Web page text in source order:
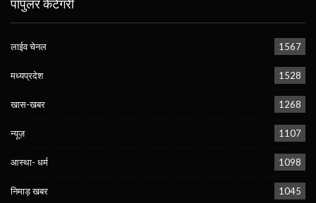
पॉपुलर केटेगरी
लाईव चेनल 1567
मध्यप्रदेश 1528
खास-खबर 1268
न्यूज़ 1107
आस्था- धर्म 1098
निमाड़ खबर 1045